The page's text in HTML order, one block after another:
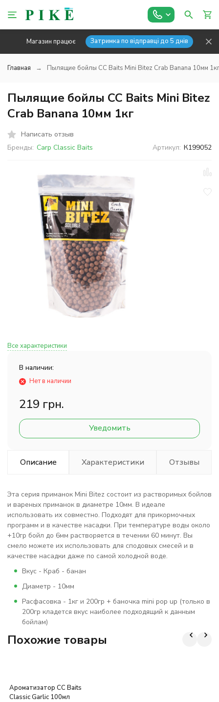
Магазин працює Затримка по відправці до 5 днів
Главная Пылящие бойлы CC Baits Mini Bitez Crab Banana 10мм
Пылящие бойлы CC Baits Mini Bitez
Crab Banana 10мм 1кг
Написать отзыв
Бренды: Carp Classic Baits Артикул: К199052
Все характеристики
В наличии:
Нет в наличии
219 грн.
Уведомить
Описание Характеристики Отзывы
Эта серия приманок Mini Bitez состоит из растворимых бойлов
и вареных приманок в диаметре 10мм. В идеале
использовать их совместно. Подходят для прикормочных
программ и в качестве насадки. При температуре воды около
+10гр бойл до 6мм растворяется в течении 60 минут. Вы
смело можете их использовать для cподовых смесей и в
качестве насадки даже по самой холодной воде.
Вкус - Краб - банан
Диаметр - 10мм
Расфасовка - 1кг и 200гр + баночка mini pop up (только в
200гр кладется вкус наиболее подходящий к данным
бойлам)
Похожие товары
Ароматизатор CC Baits
Classic Garlic 100мл